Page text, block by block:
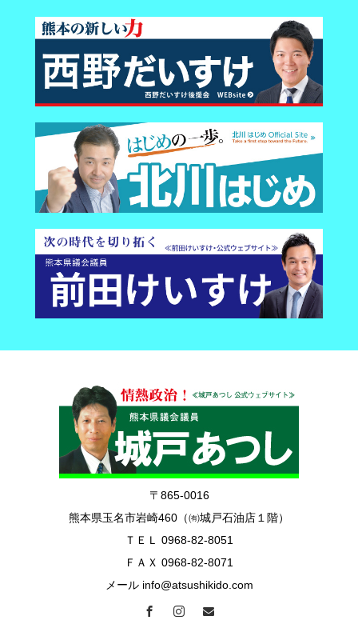
〒865-0016
熊本県玉名市岩崎460（㈲城戸石油店１階）
ＴＥＬ 0968-82-8051
ＦＡＸ 0968-82-8071
メール info@atsushikido.com